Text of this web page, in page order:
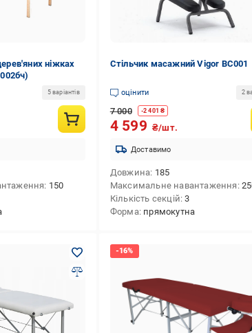
ніжках
5 варіантів
150
Стільчик масажний Vigor BC001
оцінити 2
7 000 -2 401 ₴
4 599 ₴/шт.
Доставимо
Довжина 185
Максимальне навантаження
Кількість секцій 3
Форма прямокутна